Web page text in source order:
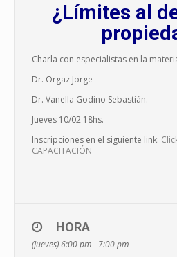
¿Límites al
Charla con especialistas en la
Dr. Orgaz Jorge
Dr. Vanella Godino Sebastián.
Jueves 10/02 18hs.
Inscripciones en el siguiente link:
CAPACITACIÓN
HORA
(Jueves) 6:00 pm - 7:00 pm